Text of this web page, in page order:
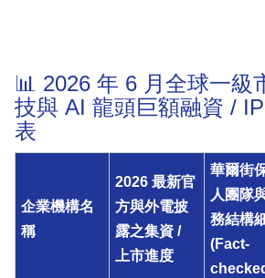
📊 2026 年 6 月全球一級
技與 AI 龍頭巨額融資 /
表
企業機構名
稱
2026 最新官
方與外電披
露之集資 /
上市進度
華爾街
人團隊
務結構
(Fact-